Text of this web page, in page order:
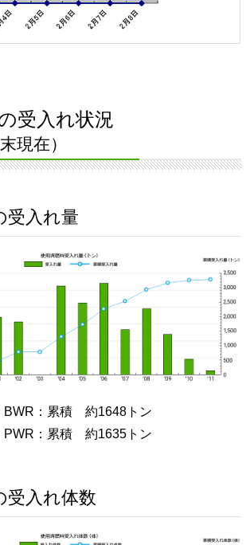
受入れ状況
現在）
受入れ量
BWR：累積 約1648トン
PWR：累積 約1635トン
受入れ体数